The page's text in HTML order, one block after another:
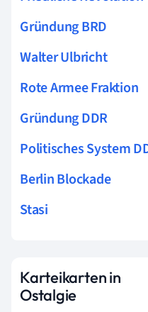
Gründung BRD
Walter Ulbricht
Rote Armee Fraktion
Gründung DDR
Politisches System
Berlin Blockade
Stasi
Karteikarten in
Ostalgie